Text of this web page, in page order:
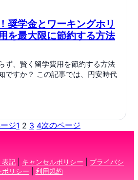
奨学金とワーキングホリ
を最大限に節約する方法
ず、賢く留学費用を節約する方法
ですか？ この記事では、円安時代
ジ1 2 3 4次のページ
表記 キャンセルポリシー
プライバシ
ポリシー
利用規約